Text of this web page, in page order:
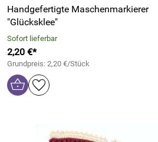
Handgefertigte Maschenmarkierer
"Glücksklee"
Sofort lieferbar
2,20 €*
Grundpreis: 2,20 €/Stück